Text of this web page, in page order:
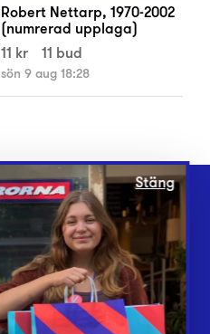
Robert Nettarp, 1970-2002
(numrerad upplaga)
11 kr
11 bud
sön 9 aug 18:28
Stäng